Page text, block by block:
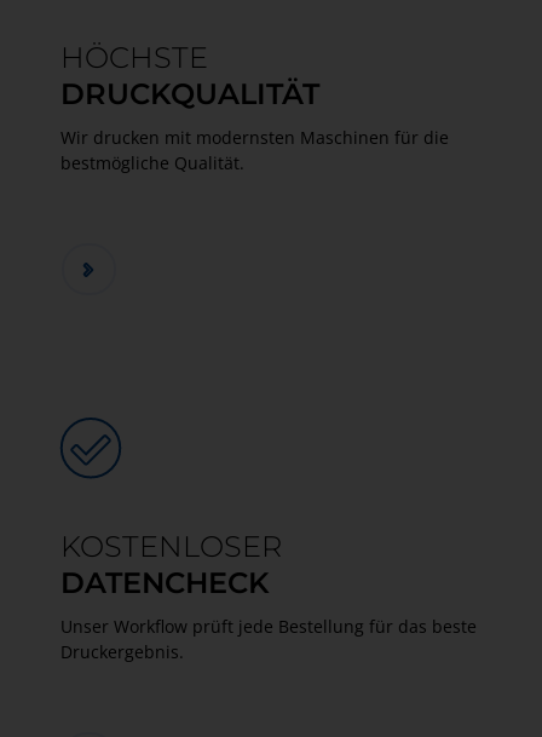
HÖCHSTE
DRUCKQUALITÄT
Wir drucken mit modernsten Maschinen für die
bestmögliche Qualität.
KOSTENLOSER
DATENCHECK
Unser Workflow prüft jede Bestellung für das beste
Druckergebnis.